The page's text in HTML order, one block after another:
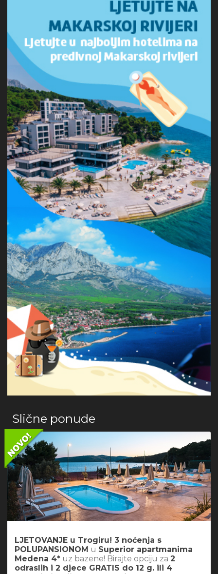
Slične ponude
LJETOVANJE u Trogiru! 3 noćenja s
POLUPANSIONOM u Superior apartmanima
Medena 4* uz bazene! Birajte opciju za 2
odraslih i 2 djece GRATIS do 12 g. ili 4